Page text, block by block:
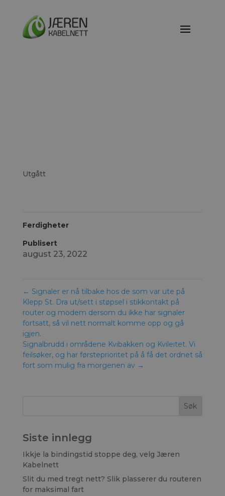
Utgått
Ferdigheter
Publisert
august 23, 2022
← Signaler er nå tilbake hos de som var ute på
Klepp St. Dra ut/sett i støpsel i stikkontakt på
router og modem dersom du ikke har signaler
fortsatt, så vil nett normalt komme opp og gå
igjen.
Signalbrudd i områdene Kvibakken og Kvileitet. Vi
feilsøker, og har førsteprioritet på å få det ordnet så
fort som mulig fra morgenen av →
Siste innlegg
Ikkje la bindingstid stoppe deg, velg Jæren
Kabelnett
Slit du med tregt nett? Slik plasserer du routeren
for maksimal fart